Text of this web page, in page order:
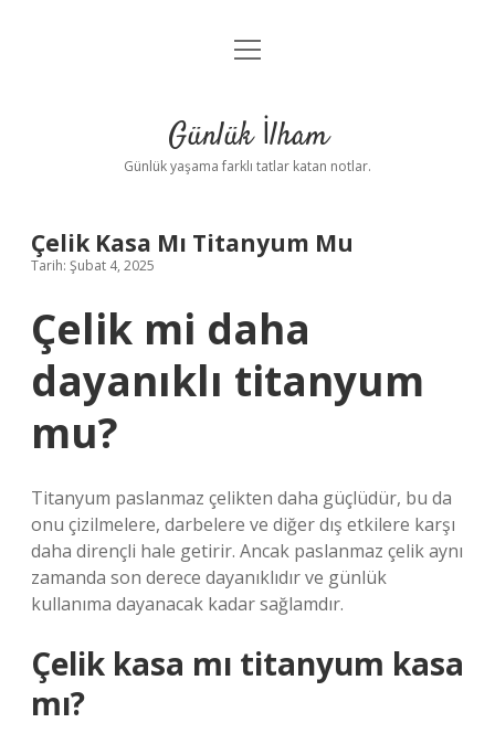
Anasayfa
Yasal Uyarı
menüyü
Günlük İlham
Günlük yaşama farklı tatlar katan notlar.
Çelik Kasa Mı Titanyum Mu
Tarih: Şubat 4, 2025
Çelik mi daha
dayanıklı titanyum
mu?
Titanyum paslanmaz çelikten daha güçlüdür, bu da
onu çizilmelere, darbelere ve diğer dış etkilere karşı
daha dirençli hale getirir. Ancak paslanmaz çelik aynı
zamanda son derece dayanıklıdır ve günlük
kullanıma dayanacak kadar sağlamdır.
Çelik kasa mı titanyum kasa
mı?